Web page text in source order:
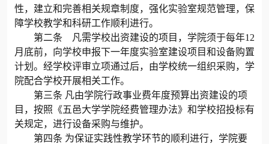
性，建立和完善相关规章制度，强化实验室规范管理，保
障学校教学和科研工作顺利进行。
第二条 凡需学校出资建设的项目，学院须于每年12
月底前，向学校申报下一年度实验室建设项目和设备购置
计划。经学校评审立项通过后，由学校统一组织采购，学
院配合学校开展相关工作。
第三条 凡由学院行政事业费年度预算出资建设的项
目，按照《五邑大学学院经费管理办法》和学校招投标有
关规定，进行设备采购与维护。
第四条 为保证实践性教学环节的顺利进行，学院要